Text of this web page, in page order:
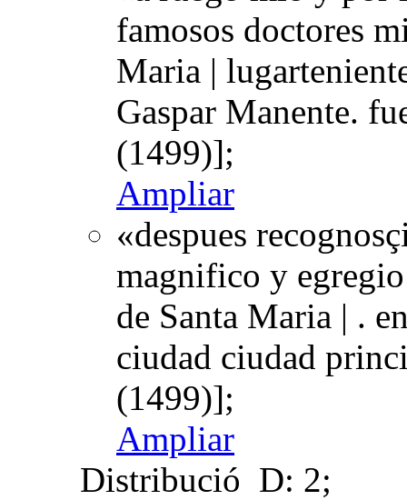
famosos doctores
Maria |
Gaspar Manente.
(1499)];
Ampliar
«despues
magnifico y
de Santa Maria | .
ciudad ciudad
(1499)];
Ampliar
Distribució D: 2;